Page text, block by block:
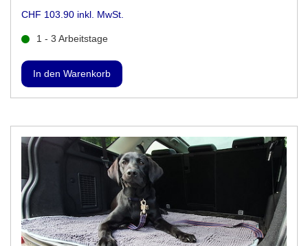
CHF 103.90 inkl. MwSt.
1 - 3 Arbeitstage